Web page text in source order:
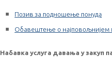
Позив за подношење понуда
Обавештење о најповољнијем
Набавка услуга давања у закуп